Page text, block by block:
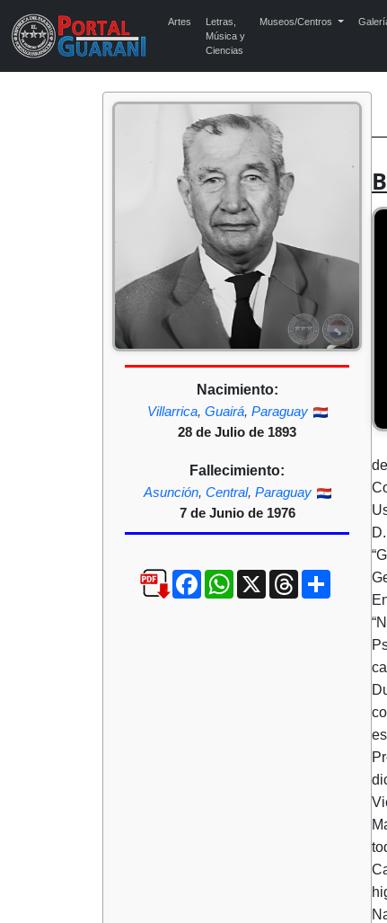
Artes
Letras,
Música y
Ciencias
Museos/Centros
Nacimiento:
Villarrica, Guairá, Paraguay
28 de Julio de 1893
Fallecimiento:
Asunción, Central, Paraguay
7 de Junio de 1976
FacebookWhatsApp
X Threads